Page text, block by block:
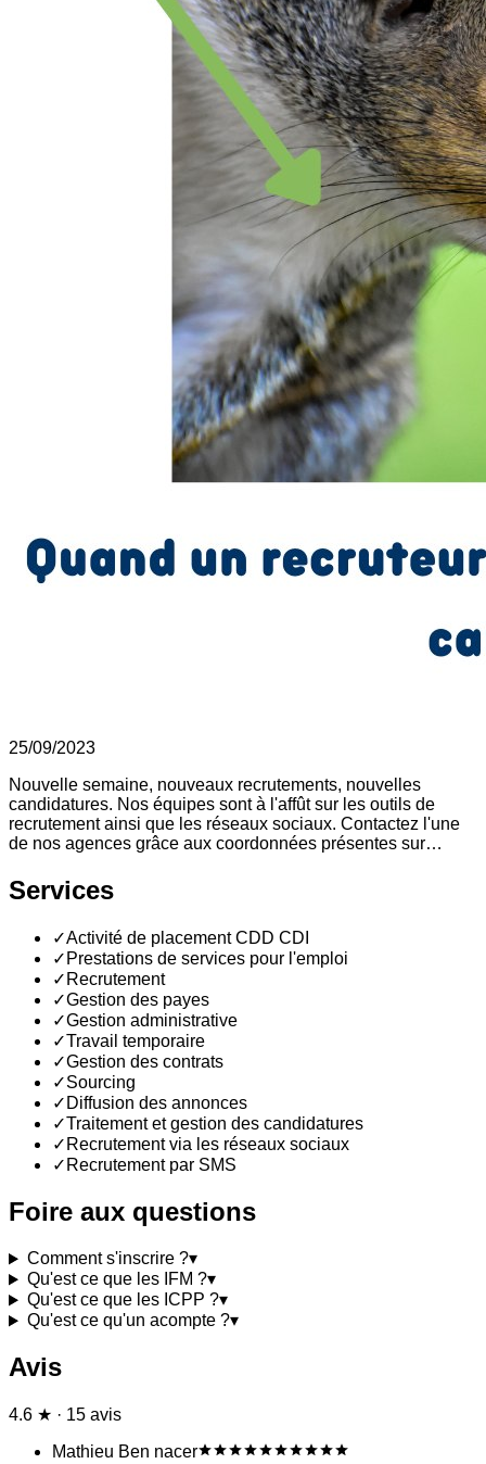
25/09/2023
Nouvelle semaine, nouveaux recrutements, nouvelles
candidatures. Nos équipes sont à l'affût sur les outils de
recrutement ainsi que les réseaux sociaux. Contactez l'une
de nos agences grâce aux coordonnées présentes sur…
Services
✓Activité de placement CDD CDI
✓ Prestations de services pour l'emploi
✓ Recrutement
✓Gestion des payes
✓Gestion administrative
✓Travail temporaire
✓Gestion des contrats
✓Sourcing
✓ Diffusion des annonces
✓Traitement et gestion des candidatures
✓ Recrutement via les réseaux sociaux
✓ Recrutement par SMS
Foire aux questions
Comment s'inscrire ?▾
Qu'est ce que les IFM ?▾
Qu'est ce que les ICPP ?▾
Qu'est ce qu'un acompte ?▾
Avis
4.6 ★ · 15 avis
Mathieu Ben nacer